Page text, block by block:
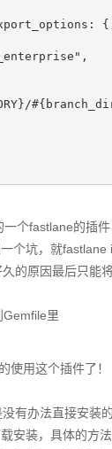
{
个fastlane的插件
个坑，就
的原因最后只能
Gemfile里
使用这个插件了！
有办法直接安装
安装，具体的方